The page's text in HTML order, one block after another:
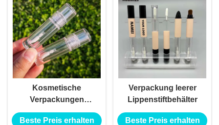
Kosmetische
Verpackungen
Lippenstiftröhren
Beste Preis erhalten
Verpackung leerer
Lippenstiftbehälter
Beste Preis erhalten